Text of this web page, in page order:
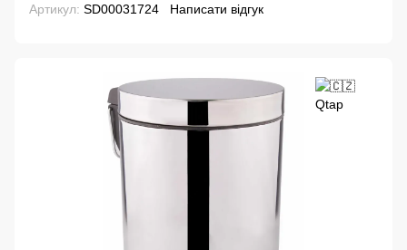
Артикул: SD00031724 Написати відгук